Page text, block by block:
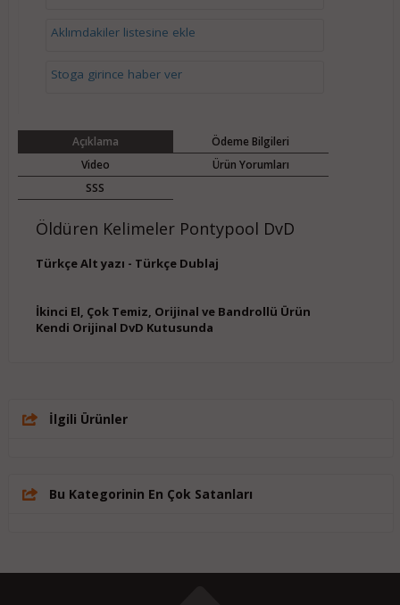
Aklımdakiler listesine ekle
Stoga girince haber ver
Açıklama
Ödeme Bilgileri
Video
Ürün Yorumları
SSS
Öldüren Kelimeler Pontypool DvD
Türkçe Alt yazı - Türkçe Dublaj
İkinci El, Çok Temiz, Orijinal ve Bandrollü Ürün
Kendi Orijinal DvD Kutusunda
İlgili Ürünler
Bu Kategorinin En Çok Satanları